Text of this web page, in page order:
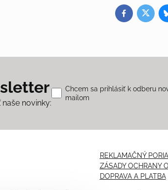
Facebook
novinky:
Chcem sa prihlásiť k odberu
mailom
REKLAMAČNÝ
ZÁSADY OCHRANY
DOPRAVA A PLATBA